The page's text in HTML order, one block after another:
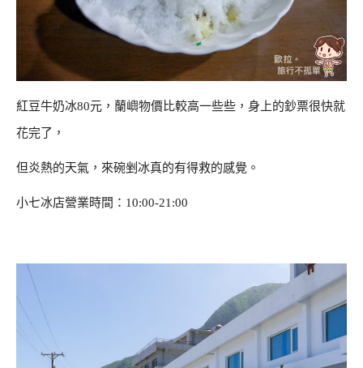
紅豆牛奶冰80元，蘭嶼物價比較高一些些，身上的鈔票很快就
花完了，
但炎熱的天氣，來碗剉冰真的有得救的感覺。
小七冰店營業時間：10:00-21:00